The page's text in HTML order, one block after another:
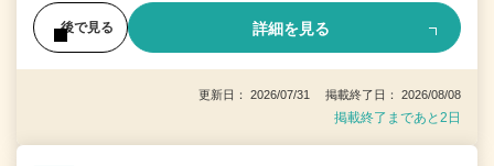
後で見る 詳細を見る
更新日： 2026/07/31 掲載終了日： 2026/08/08
掲載終了まであと2日